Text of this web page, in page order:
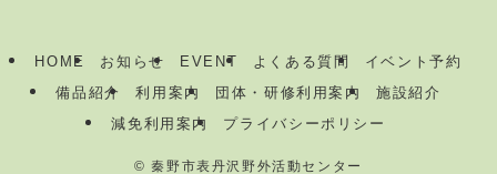
HOME お知らせ EVENT よくある質問
イベント予約
備品紹介
利用案内 団体・研修利用案内
施設紹介
減免利用案内
プライバシーポリシー
© 秦野市表丹沢野外活動センター